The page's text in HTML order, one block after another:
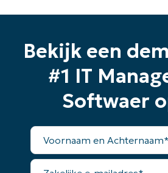
Bekijk een
#1 IT
Softwaer
Voornaam
Achternaam*
Zakelijke